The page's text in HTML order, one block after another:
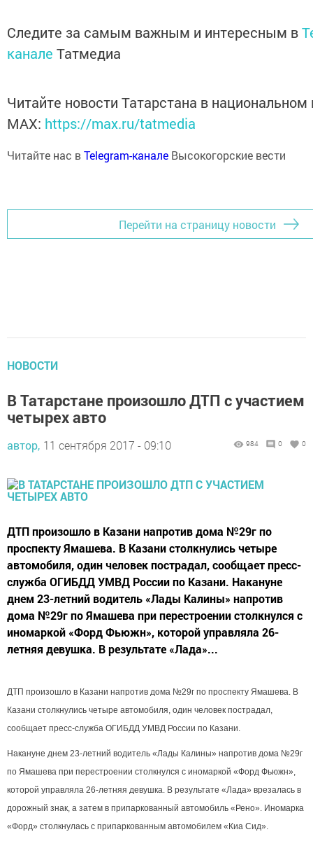
Следите за самым важным и интересным в
канале Татмедиа
Читайте новости Татарстана в
MАХ: https://max.ru/tatmedia
Читайте нас вTelegram-канале Высокогорские вести
Перейти на страницу новости
НОВОСТИ
В Татарстане произошло ДТП с участием
четырех авто
автор, 11 сентября 2017 - 09:10 984 0 0
ДТП произошло в Казани напротив дома №29г по
проспекту Ямашева. В Казани столкнулись четыре
автомобиля, один человек пострадал, сообщает пресс-
служба ОГИБДД УМВД России по Казани. Накануне
днем 23-летний водитель «Лады Калины» напротив
дома №29г по Ямашева при перестроении столкнулся с
иномаркой «Форд Фьюжн», которой управляла 26-
летняя девушка. В результате «Лада»...
ДТП произошло в Казани напротив дома №29г по проспекту Ямашева. В
Казани столкнулись четыре автомобиля, один человек пострадал,
сообщает пресс-служба ОГИБДД УМВД России по Казани.
Накануне днем 23-летний водитель «Лады Калины» напротив дома №29г
по Ямашева при перестроении столкнулся с иномаркой «Форд Фьюжн»,
которой управляла 26-летняя девушка. В результате «Лада» врезалась в
дорожный знак, а затем в припаркованный автомобиль «Рено». Иномарка
«Форд» столкнулась с припаркованным автомобилем «Киа Сид».